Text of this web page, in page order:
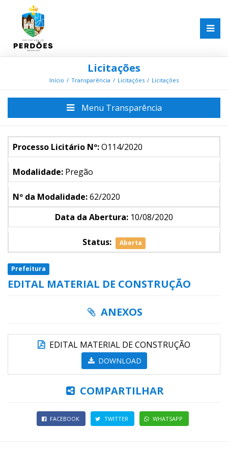
Licitações
Início Transparência Licitações Licitações
Menu Transparência
Processo Licitário Nº:O114/2020
Modalidade: Pregão
Nº da Modalidade:62/2020
Data da Abertura: 10/08/2020
Status: Aberta
Prefeitura
EDITAL MATERIAL DE CONSTRUÇÃO
ANEXOS
EDITAL MATERIAL DE CONSTRUÇÃO
DOWNLOAD
COMPARTILHAR
FACEBOOK TWITTER WHATSAPP